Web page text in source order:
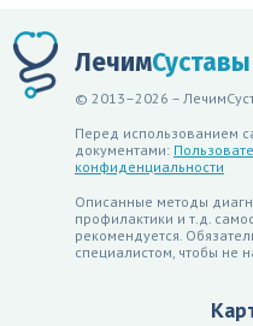
ЛечимСуставы
© 2013–2026 –
Перед использованием
документами:
конфиденциальности
Описанные методы
профилактики и т.д.
рекомендуется.
специалистом, чтобы не